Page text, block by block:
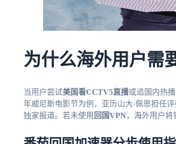
为什么海外用户需
当用户尝试美国看CCTV5直播或追国内热
年威尼斯电影节为例，亚历山大·佩恩担任
独家报道。若未使用 回国VPN，海外用户将